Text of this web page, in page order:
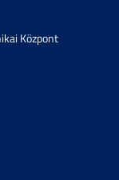
Központ